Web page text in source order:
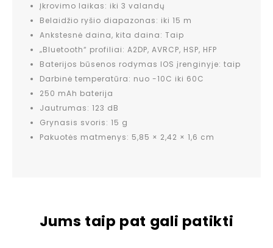
Įkrovimo laikas: iki 3 valandų
Belaidžio ryšio diapazonas: iki 15 m
Ankstesnė daina, kita daina: Taip
„Bluetooth“ profiliai: A2DP, AVRCP, HSP, HFP
Baterijos būsenos rodymas IOS įrenginyje: taip
Darbinė temperatūra: nuo -10C iki 60C
250 mAh baterija
Jautrumas: 123 dB
Grynasis svoris: 15 g
Pakuotės matmenys: 5,85 × 2,42 × 1,6 cm
Jums taip pat gali patikti